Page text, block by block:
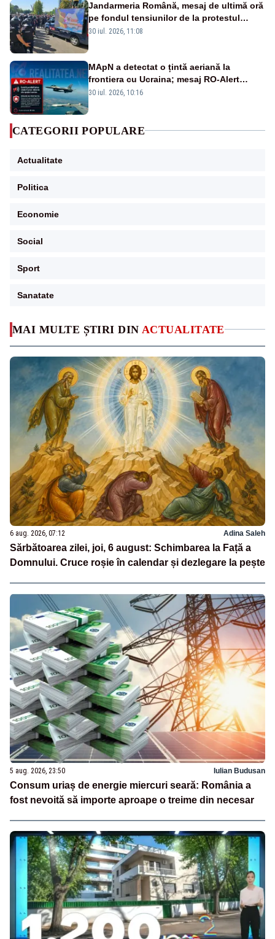
MAI MULTE ȘTIRI DIN ACTUALITATE
6 aug. 2026, 07:12 Adina Saleh
Sărbătoarea zilei, joi, 6 august: Schimbarea la Față a
Domnului. Cruce roșie în calendar și dezlegare la pește
5 aug. 2026, 23:50 Iulian Budusan
Consum uriaș de energie miercuri seară: România a
fost nevoită să importe aproape o treime din necesar
Jandarmeria Română, mesaj de ultimă oră
pe fondul tensiunilor de la protestul
masiv al fermierilor - VIDEO
30 iul. 2026, 11:08
MApN a detectat o țintă aeriană la
frontiera cu Ucraina; mesaj RO-Alert
transmis în județul Tulcea
30 iul. 2026, 10:16
CATEGORII POPULARE
Actualitate
Politica
Economie
Social
Sport
Sanatate